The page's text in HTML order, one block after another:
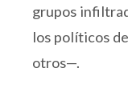
grupos
los políticos
otros—.